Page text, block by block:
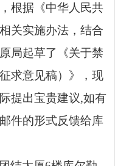
根据《中华人民共
关实施办法，结合
局起草了《关于禁
求意见稿）》，现
提出宝贵建议,如有
件的形式反馈给库